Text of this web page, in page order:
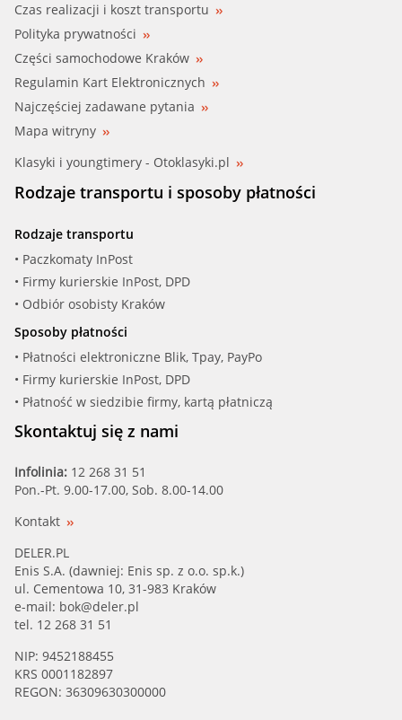
Czas realizacji i koszt transportu
Polityka prywatności
Części samochodowe Kraków
Regulamin Kart Elektronicznych
Najczęściej zadawane pytania
Mapa witryny
Klasyki i youngtimery - Otoklasyki.pl
Rodzaje transportu i sposoby płatności
Rodzaje transportu
• Paczkomaty InPost
• Firmy kurierskie InPost, DPD
• Odbiór osobisty Kraków
Sposoby płatności
• Płatności elektroniczne Blik, Tpay, PayPo
• Firmy kurierskie InPost, DPD
• Płatność w siedzibie firmy, kartą płatniczą
Skontaktuj się z nami
Infolinia: 12 268 31 51
Pon.-Pt. 9.00-17.00, Sob. 8.00-14.00
Kontakt
DELER.PL
Enis S.A. (dawniej: Enis sp. z o.o. sp.k.)
ul. Cementowa 10, 31-983 Kraków
e-mail: bok@deler.pl
tel. 12 268 31 51
NIP: 9452188455
KRS 0001182897
REGON: 36309630300000